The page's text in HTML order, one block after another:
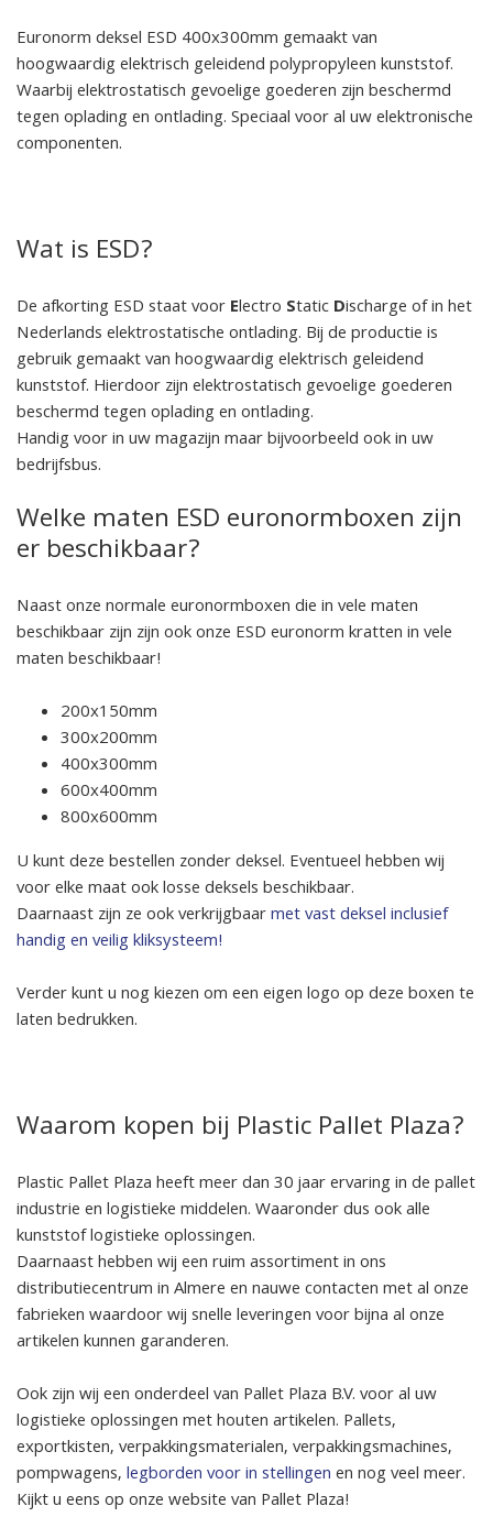
Euronorm deksel ESD 400x300mm gemaakt van
hoogwaardig elektrisch geleidend polypropyleen kunststof.
Waarbij elektrostatisch gevoelige goederen zijn beschermd
tegen oplading en ontlading. Speciaal voor al uw elektronische
componenten.
Wat is ESD?
De afkorting ESD staat voorElectro StaticDischarge of in het
Nederlands elektrostatische ontlading. Bij de productie is
gebruik gemaakt van hoogwaardig elektrisch geleidend
kunststof. Hierdoor zijn elektrostatisch gevoelige goederen
beschermd tegen oplading en ontlading.
Handig voor in uw magazijn maar bijvoorbeeld ook in uw
bedrijfsbus.
Welke maten ESD euronormboxen zijn
er beschikbaar?
Naast onze normale euronormboxen die in vele maten
beschikbaar zijn zijn ook onze ESD euronorm kratten in vele
maten beschikbaar!
200x150mm
300x200mm
400x300mm
600x400mm
800x600mm
U kunt deze bestellen zonder deksel. Eventueel hebben wij
voor elke maat ook losse deksels beschikbaar.
Daarnaast zijn ze ook verkrijgbaarmet vast deksel inclusief
handig en veilig kliksysteem!
Verder kunt u nog kiezen om een eigen logo op deze boxen te
laten bedrukken.
Waarom kopen bij Plastic Pallet Plaza?
Plastic Pallet Plaza heeft meer dan 30 jaar ervaring in de pallet
industrie en logistieke middelen. Waaronder dus ook alle
kunststof logistieke oplossingen.
Daarnaast hebben wij een ruim assortiment in ons
distributiecentrum in Almere en nauwe contacten met al onze
fabrieken waardoor wij snelle leveringen voor bijna al onze
artikelen kunnen garanderen.
Ook zijn wij een onderdeel van Pallet Plaza B.V. voor al uw
logistieke oplossingen met houten artikelen. Pallets,
exportkisten, verpakkingsmaterialen, verpakkingsmachines,
pompwagens,legborden voor in stellingenen nog veel meer.
Kijkt u eens op onze website van Pallet Plaza!